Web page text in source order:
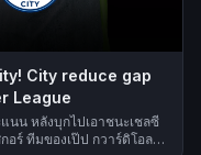
City reduce gap
League
นน หลังบุกไปเอาชนะเชลซี